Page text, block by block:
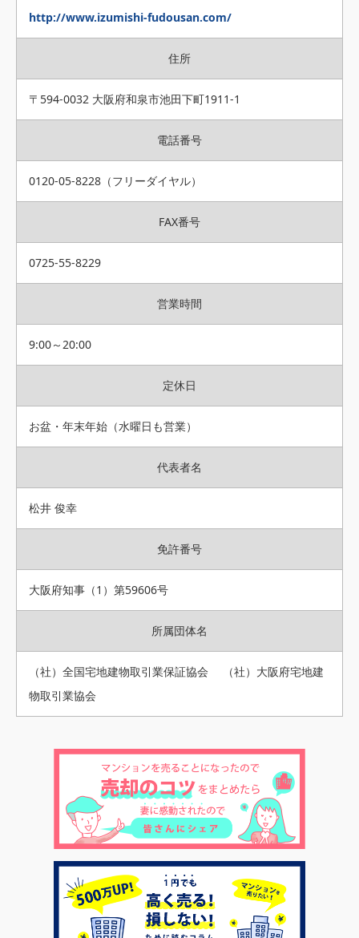
http://www.izumishi-fudousan.com/
住所
〒594-0032 大阪府和泉市池田下町1911-1
電話番号
0120-05-8228（フリーダイヤル）
FAX番号
0725-55-8229
営業時間
9:00～20:00
定休日
お盆・年末年始（水曜日も営業）
代表者名
松井 俊幸
免許番号
大阪府知事（1）第59606号
所属団体名
（社）全国宅地建物取引業保証協会 （社）大阪府宅地建
物取引業協会